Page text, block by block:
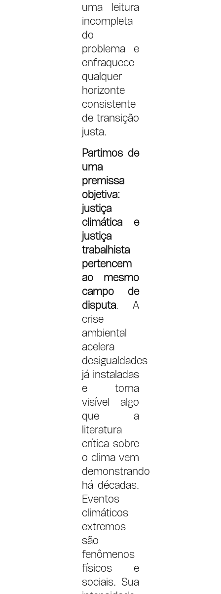
uma leitura
incompleta
do
problema e
enfraquece
qualquer
horizonte
consistente
de transição
justa.
Partimos de
uma
premissa
objetiva:
justiça
climática e
justiça
trabalhista
pertencem
ao mesmo
campo de
disputa. A
crise
ambiental
acelera
desigualdades
já instaladas
e torna
visível algo
que a
literatura
crítica sobre
o clima vem
demonstrando
há décadas.
Eventos
climáticos
extremos
são
fenômenos
físicos e
sociais. Sua